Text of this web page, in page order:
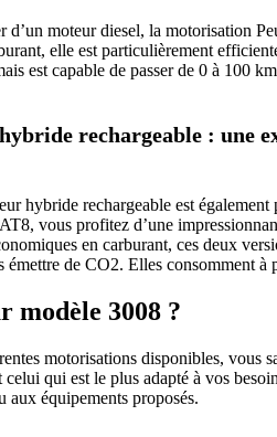
d’un moteur diesel, la motorisation
elle est particulièrement
est capable de passer de 0 à 100
rechargeable : une
hybride rechargeable est
vous profitez d’une
en carburant, ces deux
émettre de CO2. Elles consomment
modèle 3008 ?
motorisations disponibles, vous
qui est le plus adapté à vos
aux équipements proposés.